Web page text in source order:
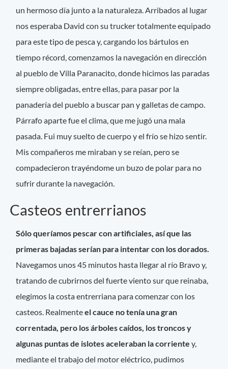
un hermoso día junto a la naturaleza. Arribados al lugar
nos esperaba David con su trucker totalmente equipado
para este tipo de pesca y, cargando los bártulos en
tiempo récord, comenzamos la navegación en dirección
al pueblo de Villa Paranacito, donde hicimos las paradas
siempre obligadas, entre ellas, para pasar por la
panadería del pueblo a buscar pan y galletas de campo.
Párrafo aparte fue el clima, que me jugó una mala
pasada. Fui muy suelto de cuerpo y el frío se hizo sentir.
Mis compañeros me miraban y se reían, pero se
compadecieron trayéndome un buzo de polar para no
sufrir durante la navegación.
Casteos entrerrianos
Sólo queríamos pescar con artificiales, así que las
primeras bajadas serían para intentar con los dorados.
Navegamos unos 45 minutos hasta llegar al río Bravo y,
tratando de cubrirnos del fuerte viento sur que reinaba,
elegimos la costa entrerriana para comenzar con los
casteos. Realmenteel cauce no tenía una gran
correntada, pero los árboles caídos, los troncos y
algunas puntas de islotes aceleraban la corrientey,
mediante el trabajo del motor eléctrico, pudimos